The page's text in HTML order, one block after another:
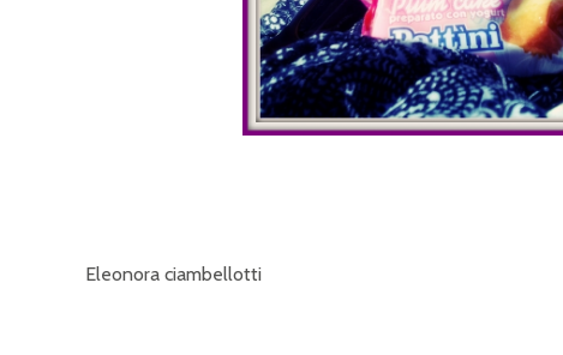
Eleonora ciambellotti